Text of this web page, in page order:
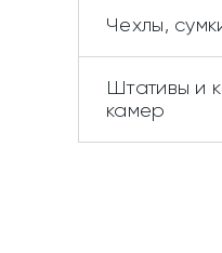
Чехлы,
Штативы и
камер